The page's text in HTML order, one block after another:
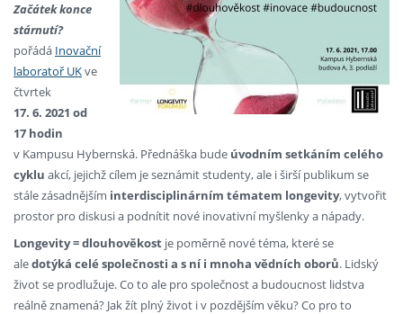
Začátek konce
stárnutí?
pořádá Inovační
laboratoř UKve
čtvrtek
17. 6. 2021 od
17 hodin
v Kampusu Hybernská. Přednáška bude úvodním setkáním celého
cyklu akcí, jejichž cílem je seznámit studenty, ale i širší publikum se
stále zásadnějším interdisciplinárním tématem longevity, vytvořit
prostor pro diskusi a podnítit nové inovativní myšlenky a nápady.
Longevity = dlouhověkost je poměrně nové téma, které se
aledotýká celé společnosti a s ní i mnoha vědních oborů. Lidský
život se prodlužuje. Co to ale pro společnost a budoucnost lidstva
reálně znamená? Jak žít plný život i v pozdějším věku? Co pro to